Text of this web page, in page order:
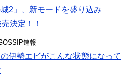
城2」、新モードを盛り込み
決定！！
速報
の伊勢エビがこんな状態になって